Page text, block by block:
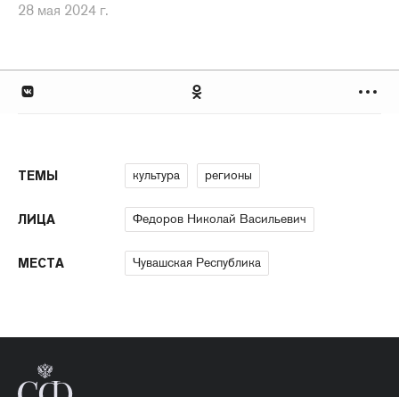
28 мая 2024 г.
ТЕМЫ культура регионы
ЛИЦА Федоров Николай Васильевич
МЕСТА Чувашская Республика